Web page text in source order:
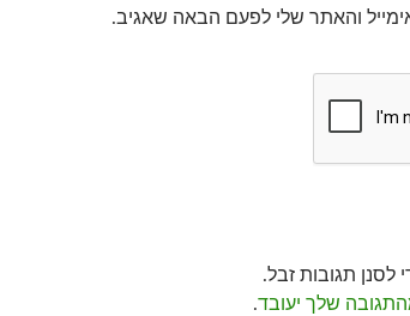
והאתר שלי לפעם הבאה שאגיב.
שלך יעובד.